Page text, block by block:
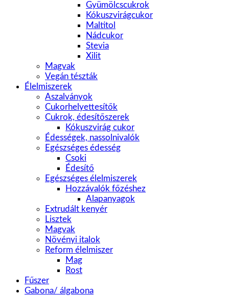
Gyümölcscukrok
Kókuszvirágcukor
Maltitol
Nádcukor
Stevia
Xilit
Magvak
Vegán tészták
Élelmiszerek
Aszalványok
Cukorhelyettesítők
Cukrok, édesítőszerek
Kókuszvirág cukor
Édességek, nassolnivalók
Egészséges édesség
Csoki
Édesítő
Egészséges élelmiszerek
Hozzávalók főzéshez
Alapanyagok
Extrudált kenyér
Lisztek
Magvak
Növényi italok
Reform élelmiszer
Mag
Rost
Fűszer
Gabona/ álgabona